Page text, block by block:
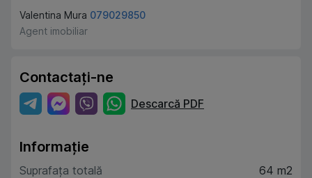
Valentina Mura 079029850
Agent imobiliar
Contactați-ne
Descarcă PDF
Informație
Suprafața totală
64 m2